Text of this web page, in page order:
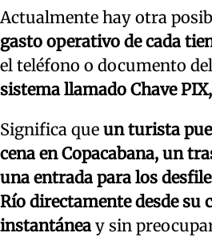
Actualmente hay otra
gasto operativo de cada
el teléfono o documento
sistema llamado Chave PIX,
Significa que un turista
cena en Copacabana, un
una entrada para los
Río directamente desde su
instantánea y sin